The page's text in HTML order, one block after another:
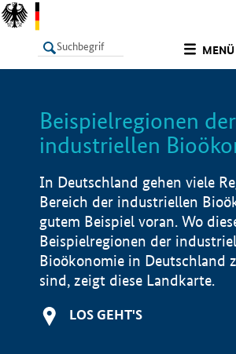
MENÜ
LISTE
Beispielregionen der
industriellen
In Deutschland gehen viele
Bereich der industriellen
gutem Beispiel voran. Wo
Beispielregionen der
Bioökonomie in Deutschland
sind, zeigt diese Landkarte.
LOS GEHT'S